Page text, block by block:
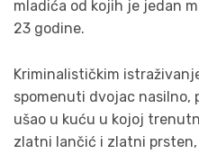
mladića od kojih je jedan
23 godine.
Kriminalističkim
spomenuti dvojac nasilno,
ušao u kuću u kojoj
zlatni lančić i zlatni